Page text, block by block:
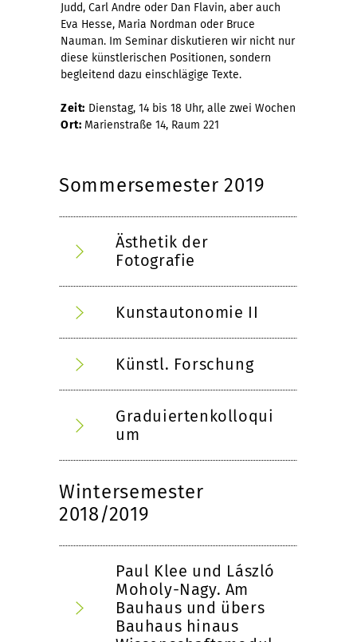
Judd, Carl Andre oder Dan Flavin, aber auch
Eva Hesse, Maria Nordman oder Bruce
Nauman. Im Seminar diskutieren wir nicht nur
diese künstlerischen Positionen, sondern
begleitend dazu einschlägige Texte.
Zeit: Dienstag, 14 bis 18 Uhr, alle zwei Wochen
Ort: Marienstraße 14, Raum 221
Sommersemester 2019
Ästhetik der
Fotografie
Kunstautonomie II
Künstl. Forschung
Graduiertenkolloqui
um
Wintersemester
2018/2019
Paul Klee und László
Moholy-Nagy. Am
Bauhaus und übers
Bauhaus hinaus